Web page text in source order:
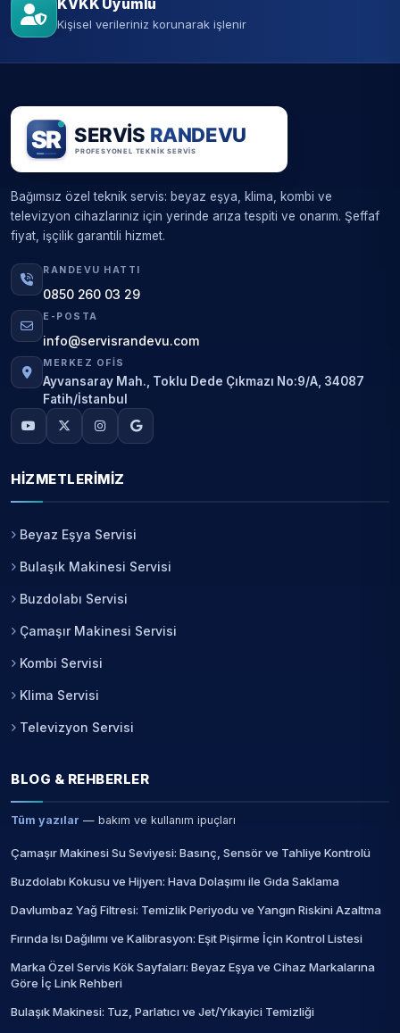
KVKK Uyumlu
Kişisel verileriniz korunarak işlenir
Bağımsız özel teknik servis: beyaz eşya, klima, kombi ve
televizyon cihazlarınız için yerinde arıza tespiti ve onarım. Şeffaf
fiyat, işçilik garantili hizmet.
RANDEVU HATTI
0850 260 03 29
E-POSTA
info@servisrandevu.com
MERKEZ OFIS
Ayvansaray Mah., Toklu Dede Çıkmazı No:9/A, 34087
Fatih/İstanbul
HIZMETLERIMIZ
Beyaz Eşya Servisi
Bulaşık Makinesi Servisi
Buzdolabı Servisi
Çamaşır Makinesi Servisi
Kombi Servisi
Klima Servisi
Televizyon Servisi
BLOG & REHBERLER
Tüm yazılar — bakım ve kullanım ipuçları
Çamaşır Makinesi Su Seviyesi: Basınç, Sensör ve Tahliye Kontrolü
Buzdolabı Kokusu ve Hijyen: Hava Dolaşımı ile Gıda Saklama
Davlumbaz Yağ Filtresi: Temizlik Periyodu ve Yangın Riskini Azaltma
Fırında Isı Dağılımı ve Kalibrasyon: Eşit Pişirme İçin Kontrol Listesi
Marka Özel Servis Kök Sayfaları: Beyaz Eşya ve Cihaz Markalarına
Göre İç Link Rehberi
Bulaşık Makinesi: Tuz, Parlatıcı ve Jet/Yıkayici Temizliği